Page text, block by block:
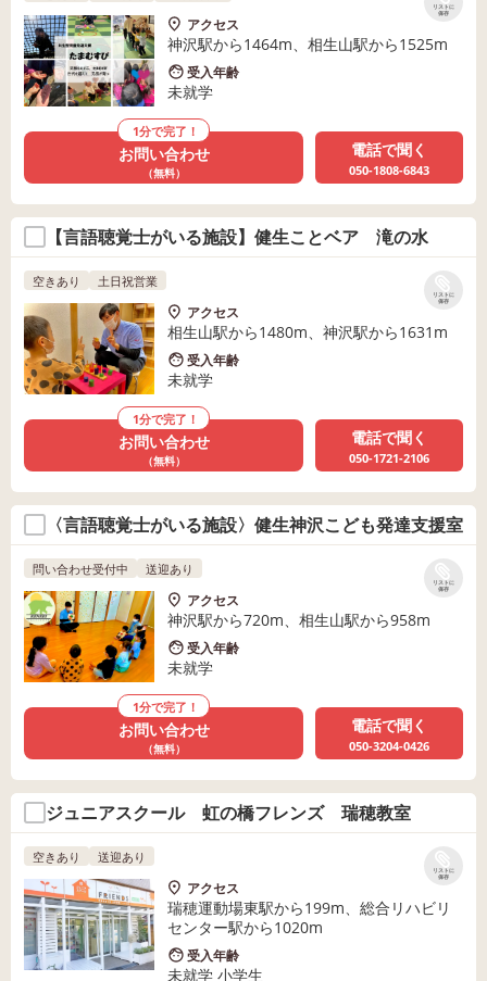
リストに
保存
アクセス
神沢駅から1464m、相生山駅から1525m
受入年齢
未就学
1分で完了！
お問い合わせ
（無料）
電話で聞く
050-1808-6843
【言語聴覚士がいる施設】健生ことベア 滝の水
リストに
保存
空きあり 土日祝営業
アクセス
相生山駅から1480m、神沢駅から1631m
受入年齢
未就学
1分で完了！
お問い合わせ
（無料）
電話で聞く
050-1721-2106
〈言語聴覚士がいる施設〉健生神沢こども発達支援室
リストに
保存
問い合わせ受付中 送迎あり
アクセス
神沢駅から720m、相生山駅から958m
受入年齢
未就学
1分で完了！
お問い合わせ
（無料）
電話で聞く
050-3204-0426
ジュニアスクール 虹の橋フレンズ 瑞穂教室
リストに
保存
空きあり 送迎あり
アクセス
瑞穂運動場東駅から199m、総合リハビリ
センター駅から1020m
受入年齢
未就学 小学生